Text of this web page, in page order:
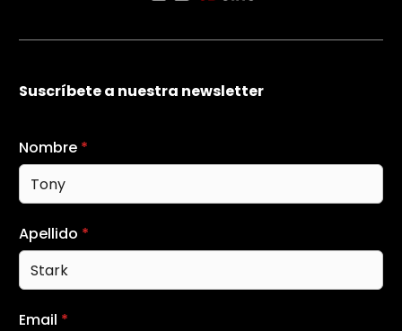
Suscríbete a nuestra newsletter
Nombre *
Apellido *
Email *